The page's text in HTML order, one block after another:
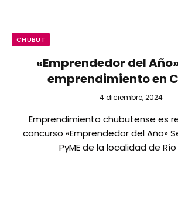
CHUBUT
«Emprendedor del
emprendimiento en
4 diciembre, 2024
Emprendimiento chubutense es
concurso «Emprendedor del Año»
PyME de la localidad de Río